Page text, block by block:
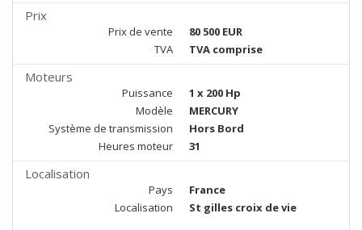
Prix
Prix de vente
80 500 EUR
TVA
TVA comprise
Moteurs
Puissance
1 x 200 Hp
Modèle
MERCURY
Système de transmission
Hors Bord
Heures moteur
31
Localisation
Pays
France
Localisation
St gilles croix de vie